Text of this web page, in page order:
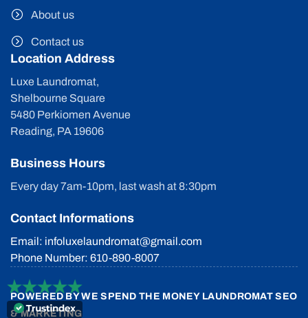
About us
Contact us
Location Address
Luxe Laundromat,
Shelbourne Square
5480 Perkiomen Avenue
Reading, PA 19606
Business Hours
Every day 7am-10pm, last wash at 8:30pm
Contact Informations
Email: infoluxelaundromat@gmail.com
Phone Number: 610-890-8007
POWERED BYWE SPEND THE MONEY LAUNDROMAT SEO
& MARKETING